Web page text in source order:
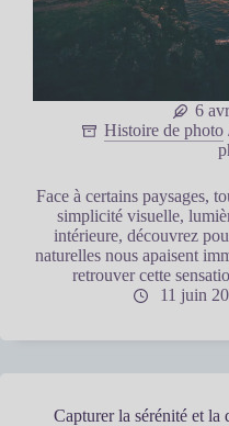
6
Histoire de photo
Face à certains paysages,
simplicité visuelle,
intérieure, découvrez
naturelles nous apaisent
retrouver cette
11 juin
Capturer la sérénité et la